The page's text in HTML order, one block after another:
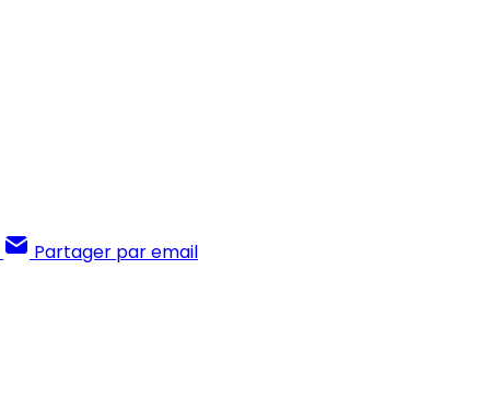
Partager par email